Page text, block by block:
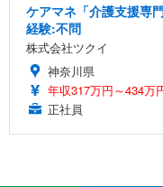
ケアマネ「介護支援専
経験:不問
株式会社ツクイ
神奈川県
年収317万円～434万
正社員